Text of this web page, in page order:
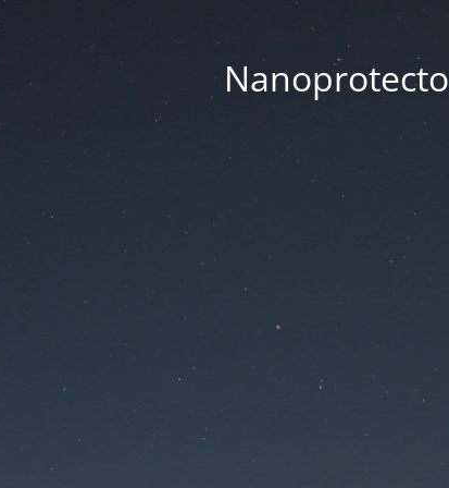
Nanoprotecto